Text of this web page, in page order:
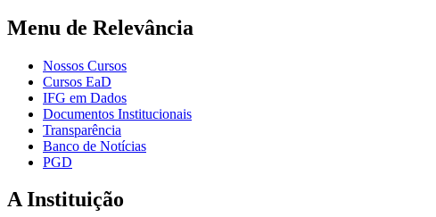
Menu de Relevância
Nossos Cursos
Cursos EaD
IFG em Dados
Documentos Institucionais
Transparência
Banco de Notícias
PGD
A Instituição